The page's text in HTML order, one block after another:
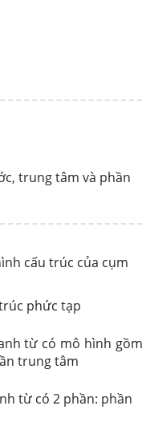
trung tâm và phần
cấu trúc của cụm
phức tạp
từ có mô hình
trung tâm
từ có 2 phần: phần